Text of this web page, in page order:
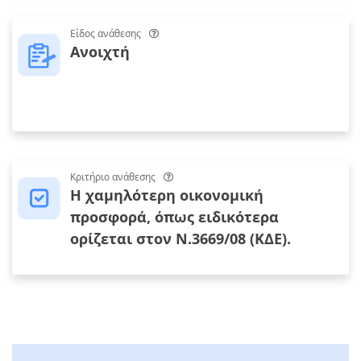
Είδος ανάθεσης
Ανοιχτή
Κριτήριο ανάθεσης
Η χαµηλότερη οικονοµική
προσφορά, όπως ειδικότερα
ορίζεται στον Ν.3669/08 (ΚΔΕ).